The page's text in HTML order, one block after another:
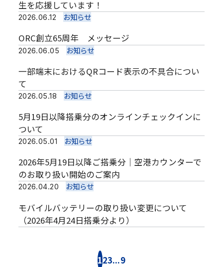
生を応援しています！
2026.06.12 お知らせ
ORC創立65周年 メッセージ
2026.06.05 お知らせ
一部端末におけるQRコード表示の不具合につい
て
2026.05.18 お知らせ
5月19日以降搭乗分のオンラインチェックインに
ついて
2026.05.01 お知らせ
2026年5月19日以降ご搭乗分｜空港カウンターで
のお取り扱い開始のご案内
2026.04.20 お知らせ
モバイルバッテリーの取り扱い変更について
（2026年4月24日搭乗分より）
123...9